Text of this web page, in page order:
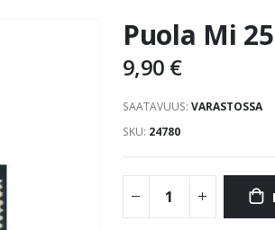
Puola Mi
9,90 €
SAATAVUUS: VARASTOSSA
SKU 24780